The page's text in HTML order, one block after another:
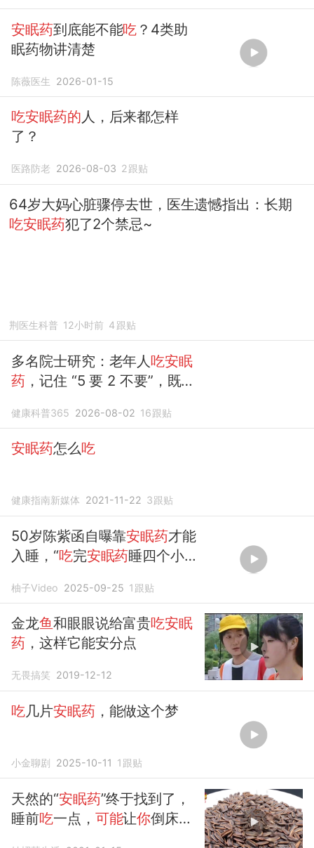
安眠药到底能不能吃 ？4类助
眠药物讲清楚
陈薇医生 2026-01-15
吃安眠药的人，后来都怎样
了？
医路防老 2026-08-03 2跟贴
64岁大妈心脏骤停去世，医生遗憾指出：长期
吃安眠药犯了2个禁忌~
荆医生科普 12小时前 4 跟贴
多名院士研究：老年人吃安眠
药 ，记住 “5 要 2 不要”，既安
健康科普365 2026-08-02 16跟贴
安眠药怎么吃
健康指南新媒体 2021-11-22 3跟贴
50岁陈紫函自曝靠安眠药才能
入睡，“吃完安眠药睡四个小
睡”
柚子Video 2025-09-25 1 跟贴
金龙鱼和眼眼说给富贵吃安眠
药 ，这样它能安分点
无畏搞笑 2019-12-12
吃几片安眠药，能做这个梦
小金聊剧 2025-10-11 1 跟贴
天然的“安眠药”终于找到了，
睡前吃一点， 可能让你倒床就